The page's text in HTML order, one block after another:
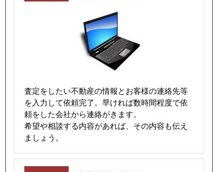
査定をしたい不動産の情報とお客様の連絡先等
を入力して依頼完了。早ければ数時間程度で依
頼をした会社から連絡がきます。
希望や相談する内容があれば、その内容も伝え
ましょう。